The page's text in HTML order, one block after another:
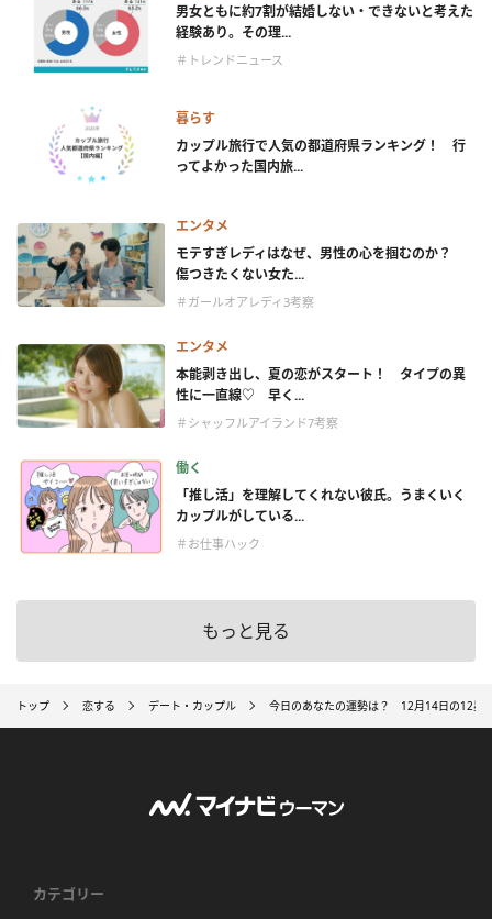
男女ともに約7割が結婚しない・できないと考えた
経験あり。その理...
＃トレンドニュース
暮らす
カップル旅行で人気の都道府県ランキング！ 行
ってよかった国内旅...
エンタメ
モテすぎレディはなぜ、男性の心を掴むのか？
傷つきたくない女た...
＃ガールオアレディ3考察
エンタメ
本能剥き出し、夏の恋がスタート！ タイプの異
性に一直線♡ 早く...
＃シャッフルアイランド7考察
働く
「推し活」を理解してくれない彼氏。うまくいく
カップルがしている...
＃お仕事ハック
もっと見る
トップ 恋する デート・カップル 今日のあなたの運勢は？ 12月14日の12星
カテゴリー